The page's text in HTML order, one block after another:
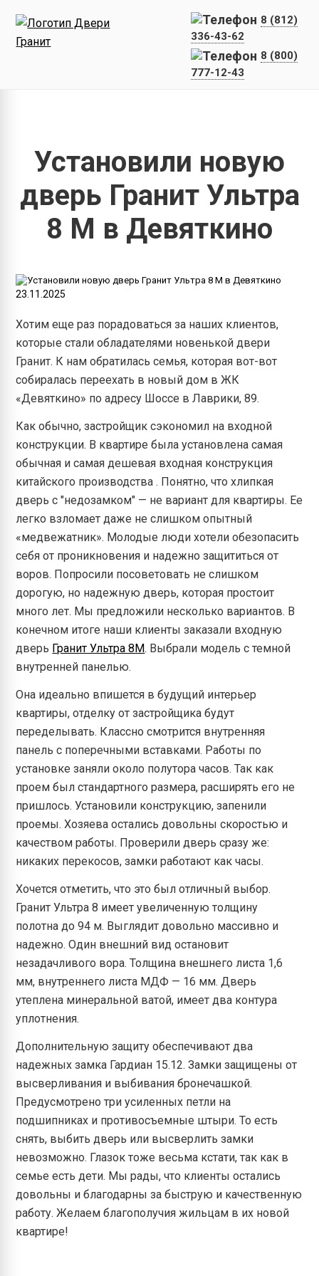
8 (812)
336-43-62
8 (800)
777-12-43
Установили новую дверь Гранит
Установили новую
дверь Гранит Ультра
8 М в Девяткино
23.11.2025
Хотим еще раз порадоваться за наших клиентов,
которые стали обладателями новенькой двери
Гранит. К нам обратилась семья, которая вот-вот
собиралась переехать в новый дом в ЖК
«Девяткино» по адресу Шоссе в Лаврики, 89.
Как обычно, застройщик сэкономил на входной
конструкции. В квартире была установлена самая
обычная и самая дешевая входная конструкция
китайского производства . Понятно, что хлипкая
дверь с "недозамком" — не вариант для квартиры. Ее
легко взломает даже не слишком опытный
«медвежатник». Молодые люди хотели обезопасить
себя от проникновения и надежно защититься от
воров. Попросили посоветовать не слишком
дорогую, но надежную дверь, которая простоит
много лет. Мы предложили несколько вариантов. В
конечном итоге наши клиенты заказали входную
дверь Гранит Ультра 8М. Выбрали модель с темной
внутренней панелью.
Она идеально впишется в будущий интерьер
квартиры, отделку от застройщика будут
переделывать. Классно смотрится внутренняя
панель с поперечными вставками. Работы по
установке заняли около полутора часов. Так как
проем был стандартного размера, расширять его не
пришлось. Установили конструкцию, запенили
проемы. Хозяева остались довольны скоростью и
качеством работы. Проверили дверь сразу же:
никаких перекосов, замки работают как часы.
Хочется отметить, что это был отличный выбор.
Гранит Ультра 8 имеет увеличенную толщину
полотна до 94 м. Выглядит довольно массивно и
надежно. Один внешний вид остановит
незадачливого вора. Толщина внешнего листа 1,6
мм, внутреннего листа МДФ — 16 мм. Дверь
утеплена минеральной ватой, имеет два контура
уплотнения.
Дополнительную защиту обеспечивают два
надежных замка Гардиан 15.12. Замки защищены от
высверливания и выбивания бронечашкой.
Предусмотрено три усиленных петли на
подшипниках и противосъемные штыри. То есть
снять, выбить дверь или высверлить замки
невозможно. Глазок тоже весьма кстати, так как в
семье есть дети. Мы рады, что клиенты остались
довольны и благодарны за быструю и качественную
работу. Желаем благополучия жильцам в их новой
квартире!